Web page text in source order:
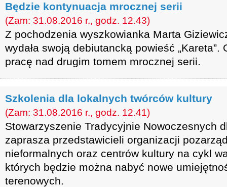
Będzie kontynuacja mrocznej serii
(Zam: 31.08.2016 r., godz. 12.43)
Z pochodzenia wyszkowianka Marta
wydała swoją debiutancką powieść
pracę nad drugim tomem mrocznej serii.
Szkolenia dla lokalnych twórców kultury
(Zam: 31.08.2016 r., godz. 12.41)
Stowarzyszenie Tradycyjnie Nowoczesnych
zaprasza przedstawicieli organizacji
nieformalnych oraz centrów kultury na cykl
których będzie można nabyć nowe
terenowych.